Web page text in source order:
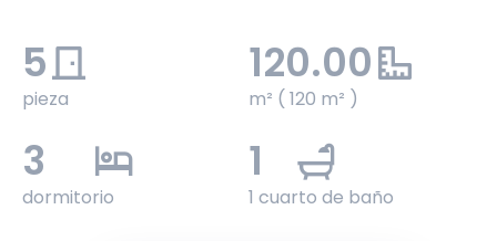
5
pieza
120.00
m² ( 120 m² )
3
dormitorio
1
1 cuarto de baño